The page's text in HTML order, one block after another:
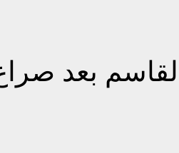
بعد